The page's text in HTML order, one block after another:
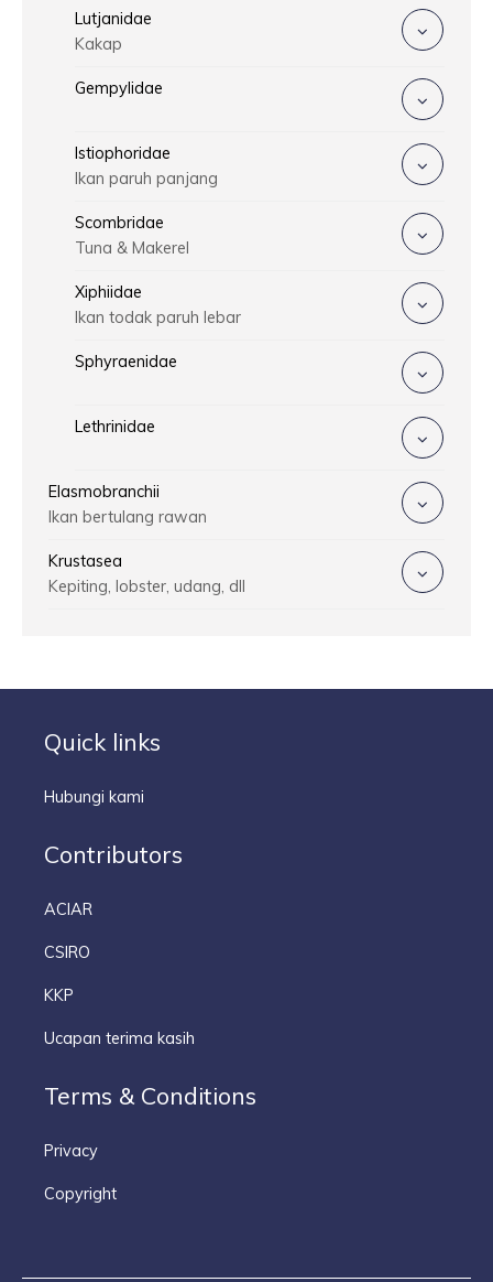
Lutjanidae
Kakap
Gempylidae
Istiophoridae
Ikan paruh panjang
Scombridae
Tuna & Makerel
Xiphiidae
Ikan todak paruh lebar
Sphyraenidae
Lethrinidae
Elasmobranchii
Ikan bertulang rawan
Krustasea
Kepiting, lobster, udang, dll
Quick links
Hubungi kami
Contributors
ACIAR
CSIRO
KKP
Ucapan terima kasih
Terms & Conditions
Privacy
Copyright